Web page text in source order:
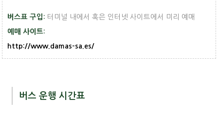
버스표 구입: 터미널 내에서 혹은 인터넷 사이트에서 미리 예매
예매 사이트:
http://www.damas-sa.es/
버스 운행 시간표